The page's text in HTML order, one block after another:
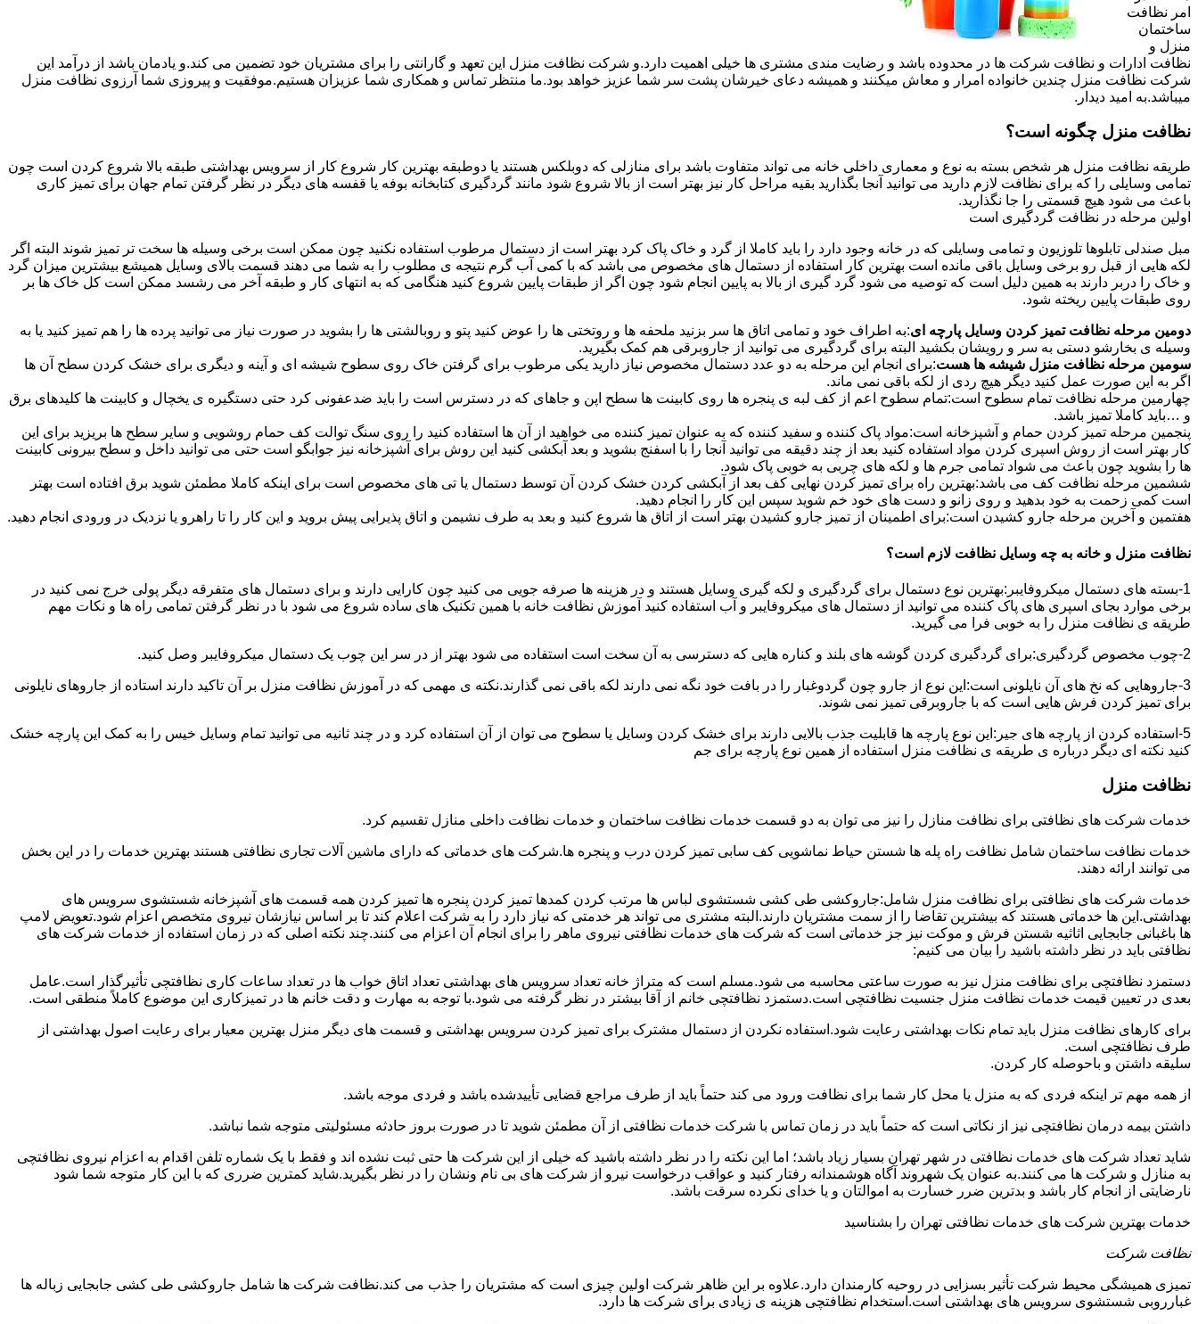
امر نظافت
ساختمان
منزل و
نظافت ادارات و نظافت شرکت ها در محدوده باشد و رضایت مندی مشتری ها خیلی اهمیت دارد.و شرکت نظافت منزل این تعهد و گارانتی را برای مشتریان خود تضمین می کند.و یادمان باشد از درآمد این
شرکت نظافت منزل چندین خانواده امرار و معاش میکنند و همیشه دعای خیرشان پشت سر شما عزیز خواهد بود.ما منتظر تماس و همکاری شما عزیزان هستیم.موفقیت و پیروزی شما آرزوی نظافت منزل
میباشد.به امید دیدار.
نظافت منزل چگونه است؟
طریقه نظافت منزل هر شخص بسته به نوع و معماری داخلی خانه می تواند متفاوت باشد برای منازلی که دوبلکس هستند یا دوطبقه بهترین کار شروع کار از سرویس بهداشتی طبقه بالا شروع کردن است چون
تمامی وسایلی را که برای نظافت لازم دارید می توانید آنجا بگذارید بقیه مراحل کار نیز بهتر است از بالا شروع شود مانند گردگیری کتابخانه بوفه یا قفسه های دیگر در نظر گرفتن تمام جهان برای تمیز کاری
باعث می شود هیچ قسمتی را جا نگذارید.
اولین مرحله در نظافت گردگیری است
مبل صندلی تابلوها تلوزیون و تمامی وسایلی که در خانه وجود دارد را باید کاملا از گرد و خاک پاک کرد بهتر است از دستمال مرطوب استفاده نکنید چون ممکن است برخی وسیله ها سخت تر تمیز شوند البته اگر
لکه هایی از قبل رو برخی وسایل باقی مانده است بهترین کار استفاده از دستمال های مخصوص می باشد که با کمی آب گرم نتیجه ی مطلوب را به شما می دهند قسمت بالای وسایل همیشع بیشترین میزان گرد
و خاک را دربر دارند به همین دلیل است که توصیه می شود گرد گیری از بالا به پایین انجام شود چون اگر از طبقات پایین شروع کنید هنگامی که به انتهای کار و طبقه آخر می رشسد ممکن است کل خاک ها بر
روی طبقات پایین ریخته شود.
دومین مرحله نظافت تمیز کردن وسایل پارچه ای:به اطراف خود و تمامی اتاق ها سر بزنید ملحفه ها و روتختی ها را عوض کنید پتو و روبالشتی ها را بشوید در صورت نیاز می توانید پرده ها را هم تمیز کنید یا به
وسیله ی بخارشو دستی به سر و رویشان بکشید البته برای گردگیری می توانید از جاروبرقی هم کمک بگیرید.
سومین مرحله نظافت منزل شیشه ها هست:برای انجام این مرحله به دو عدد دستمال مخصوص نیاز دارید یکی مرطوب برای گرفتن خاک روی سطوح شیشه ای و آینه و دیگری برای خشک کردن سطح آن ها
اگر به این صورت عمل کنید دیگر هیچ ردی از لکه باقی نمی ماند.
چهارمین مرحله نظافت تمام سطوح است:تمام سطوح اعم از کف لبه ی پنجره ها روی کابینت ها سطح اپن و جاهای که در دسترس است را باید ضدعفونی کرد حتی دستگیره ی یخچال و کابینت ها کلیدهای برق
و …باید کاملا تمیز باشد.
پنجمین مرحله تمیز کردن حمام و آشپزخانه است:مواد پاک کننده و سفید کننده که به عنوان تمیز کننده می خواهید از آن ها استفاده کنید را روی سنگ توالت کف حمام روشویی و سایر سطح ها بریزید برای این
کار بهتر است از روش اسپری کردن مواد استفاده کنید بعد از چند دقیقه می توانید آنجا را با اسفنج بشوید و بعد آبکشی کنید این روش برای آشپزخانه نیز جوابگو است حتی می توانید داخل و سطح بیرونی کابینت
ها را بشوید چون باعث می شواد تمامی جرم ها و لکه های چربی به خوبی پاک شود.
ششمین مرحله نظافت کف می باشد:بهترین راه برای تمیز کردن نهایی کف بعد از آبکشی کردن خشک کردن آن توسط دستمال یا تی های مخصوص است برای اینکه کاملا مطمئن شوید برق افتاده است بهتر
است کمی زحمت به خود بدهید و روی زانو و دست های خود خم شوید سپس این کار را انجام دهید.
هفتمین و آخرین مرحله جارو کشیدن است:برای اطمینان از تمیز جارو کشیدن بهتر است از اتاق ها شروع کنید و بعد به طرف نشیمن و اتاق پذیرایی پیش بروید و این کار را تا راهرو یا نزدیک در ورودی انجام دهید.
نظافت منزل و خانه به چه وسایل نظافت لازم است؟
1-بسته های دستمال میکروفایبر:بهترین نوع دستمال برای گردگیری و لکه گیری وسایل هستند و در هزینه ها صرفه جویی می کنید چون کارایی دارند و برای دستمال های متفرقه دیگر پولی خرج نمی کنید در
برخی موارد بجای اسپری های پاک کننده می توانید از دستمال های میکروفایبر و آب استفاده کنید آموزش نظافت خانه با همین تکنیک های ساده شروع می شود با در نظر گرفتن تمامی راه ها و نکات مهم
طریقه ی نظافت منزل را به خوبی فرا می گیرید.
2-چوب مخصوص گردگیری:برای گردگیری کردن گوشه های بلند و کناره هایی که دسترسی به آن سخت است استفاده می شود بهتر از در سر این چوب یک دستمال میکروفایبر وصل کنید.
3-جاروهایی که نخ های آن نایلونی است:این نوع از جارو چون گردوغبار را در بافت خود نگه نمی دارند لکه باقی نمی گذارند.نکته ی مهمی که در آموزش نظافت منزل بر آن تاکید دارند استاده از جاروهای نایلونی
برای تمیز کردن فرش هایی است که با جاروبرقی تمیز نمی شوند.
5-استفاده کردن از پارچه های جیر:این نوع پارچه ها قابلیت جذب بالایی دارند برای خشک کردن وسایل یا سطوح می توان از آن استفاده کرد و در چند ثانیه می توانید تمام وسایل خیس را به کمک این پارچه خشک
کنید نکته ای دیگر درباره ی طریقه ی نظافت منزل استفاده از همین نوع پارچه برای جم
نظافت منزل
خدمات شرکت های نظافتی برای نظافت منازل را نیز می توان به دو قسمت خدمات نظافت ساختمان و خدمات نظافت داخلی منازل تقسیم کرد.
خدمات نظافت ساختمان شامل نظافت راه پله ها شستن حیاط نماشویی کف سابی تمیز کردن درب و پنجره ها.شرکت های خدماتی که دارای ماشین آلات تجاری نظافتی هستند بهترین خدمات را در این بخش
می توانند ارائه دهند.
خدمات شرکت های نظافتی برای نظافت منزل شامل:جاروکشی طی کشی شستشوی لباس ها مرتب کردن کمدها تمیز کردن پنجره ها تمیز کردن همه قسمت های آشپزخانه شستشوی سرویس های
بهداشتی.این ها خدماتی هستند که بیشترین تقاضا را از سمت مشتریان دارند.البته مشتری می تواند هر خدمتی که نیاز دارد را به شرکت اعلام کند تا بر اساس نیازشان نیروی متخصص اعزام شود.تعویض لامپ
ها باغبانی جابجایی اثاثیه شستن فرش و موکت نیز جز خدماتی است که شرکت های خدمات نظافتی نیروی ماهر را برای انجام آن اعزام می کنند.چند نکته اصلی که در زمان استفاده از خدمات شرکت های
نظافتی باید در نظر داشته باشید را بیان می کنیم:
دستمزد نظافتچی برای نظافت منزل نیز به صورت ساعتی محاسبه می شود.مسلم است که متراژ خانه تعداد سرویس های بهداشتی تعداد اتاق خواب ها در تعداد ساعات کاری نظافتچی تأثیرگذار است.عامل
بعدی در تعیین قیمت خدمات نظافت منزل جنسیت نظافتچی است.دستمزد نظافتچی خانم از آقا بیشتر در نظر گرفته می شود.با توجه به مهارت و دقت خانم ها در تمیزکاری این موضوع کاملاً منطقی است.
برای کارهای نظافت منزل باید تمام نکات بهداشتی رعایت شود.استفاده نکردن از دستمال مشترک برای تمیز کردن سرویس بهداشتی و قسمت های دیگر منزل بهترین معیار برای رعایت اصول بهداشتی از
طرف نظافتچی است.
سلیقه داشتن و باحوصله کار کردن.
از همه مهم تر اینکه فردی که به منزل یا محل کار شما برای نظافت ورود می کند حتماً باید از طرف مراجع قضایی تأییدشده باشد و فردی موجه باشد.
داشتن بیمه درمان نظافتچی نیز از نکاتی است که حتماً باید در زمان تماس با شرکت خدمات نظافتی از آن مطمئن شوید تا در صورت بروز حادثه مسئولیتی متوجه شما نباشد.
شاید تعداد شرکت های خدمات نظافتی در شهر تهران بسیار زیاد باشد؛ اما این نکته را در نظر داشته باشید که خیلی از این شرکت ها حتی ثبت نشده اند و فقط با یک شماره تلفن اقدام به اعزام نیروی نظافتچی
به منازل و شرکت ها می کنند.به عنوان یک شهروند آگاه هوشمندانه رفتار کنید و عواقب درخواست نیرو از شرکت های بی نام ونشان را در نظر بگیرید.شاید کمترین ضرری که با این کار متوجه شما شود
نارضایتی از انجام کار باشد و بدترین ضرر خسارت به اموالتان و یا خدای نکرده سرقت باشد.
خدمات بهترین شرکت های خدمات نظافتی تهران را بشناسید
نظافت شرکت
تمیزی همیشگی محیط شرکت تأثیر بسزایی در روحیه کارمندان دارد.علاوه بر این ظاهر شرکت اولین چیزی است که مشتریان را جذب می کند.نظافت شرکت ها شامل جاروکشی طی کشی جابجایی زباله ها
غبارروبی شستشوی سرویس های بهداشتی است.استخدام نظافتچی هزینه ی زیادی برای شرکت ها دارد.